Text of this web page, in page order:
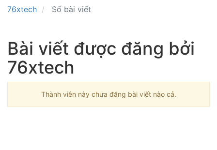
76xtech Số bài viết
Bài viết được đăng bởi
76xtech
Thành viên này chưa đăng bài viết nào cả.